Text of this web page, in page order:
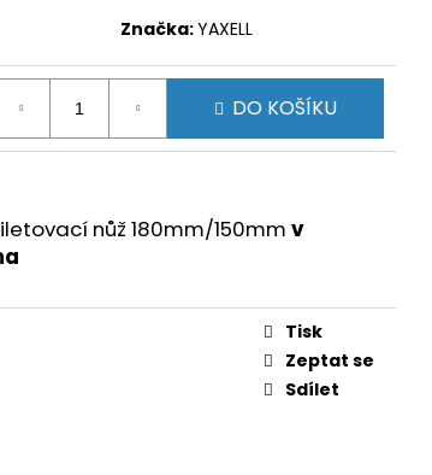
Značka:YAXELL
DO KOŠÍKU
nůž 180mm/150mm v
Tisk
Zeptat se
Sdílet